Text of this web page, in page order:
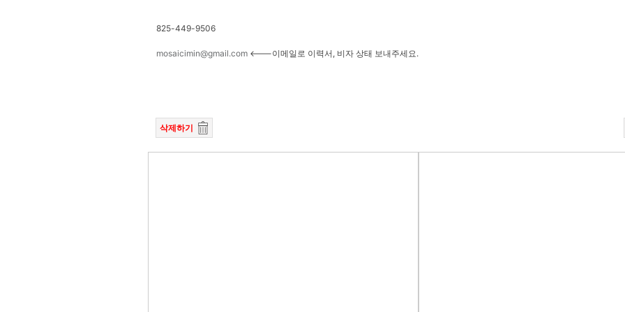
825-449-9506
mosaicimin@gmail.com<---이메일로 이력서, 비자 상태 보내주세요.
삭제하기